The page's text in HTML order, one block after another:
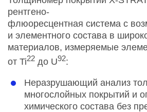
рентгено-
флюоресцентная система с
и элементного состава в
материалов, измеряемые
от Ti22 до U92:
Неразрушающий анализ
многослойных покрытий и
химического состава без